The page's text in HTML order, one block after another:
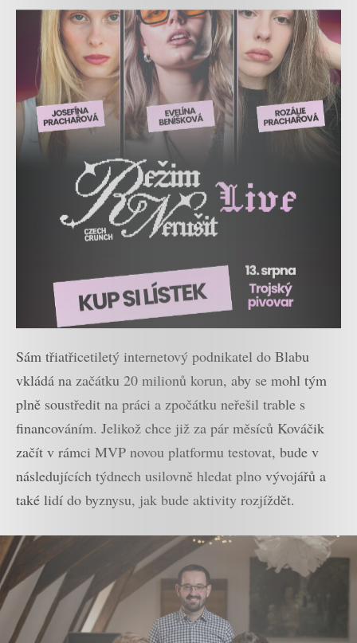
Sám třiatřicetiletý internetový podnikatel do Blabu
vkládá na začátku 20 milionů korun, aby se mohl tým
plně soustředit na práci a zpočátku neřešil trable s
financováním. Jelikož chce již za pár měsíců Kováčik
začít v rámci MVP novou platformu testovat, bude v
následujících týdnech usilovně hledat plno vývojářů a
také lidí do byznysu, jak bude aktivity rozjíždět.